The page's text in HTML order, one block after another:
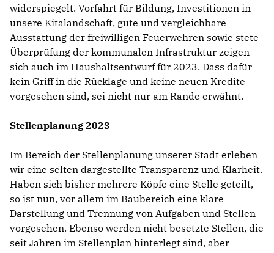
widerspiegelt. Vorfahrt für Bildung, Investitionen in
unsere Kitalandschaft, gute und vergleichbare
Ausstattung der freiwilligen Feuerwehren sowie stete
Überprüfung der kommunalen Infrastruktur zeigen
sich auch im Haushaltsentwurf für 2023. Dass dafür
kein Griff in die Rücklage und keine neuen Kredite
vorgesehen sind, sei nicht nur am Rande erwähnt.
Stellenplanung 2023
Im Bereich der Stellenplanung unserer Stadt erleben
wir eine selten dargestellte Transparenz und Klarheit.
Haben sich bisher mehrere Köpfe eine Stelle geteilt,
so ist nun, vor allem im Baubereich eine klare
Darstellung und Trennung von Aufgaben und Stellen
vorgesehen. Ebenso werden nicht besetzte Stellen, die
seit Jahren im Stellenplan hinterlegt sind, aber